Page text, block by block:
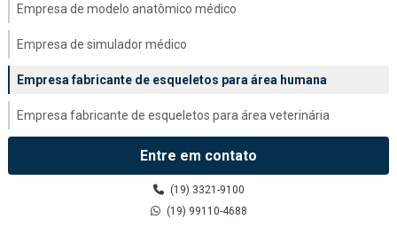
Empresa de modelo anatômico médico
Empresa de simulador médico
Empresa fabricante de esqueletos para área humana
Empresa fabricante de esqueletos para área veterinária
Empresa fabricante de modelo anatômico médico
Esqueletos para área humana
Fábrica de esqueletos para área humana
Entre em contato
(19) 3321-9100
(19) 99110-4688